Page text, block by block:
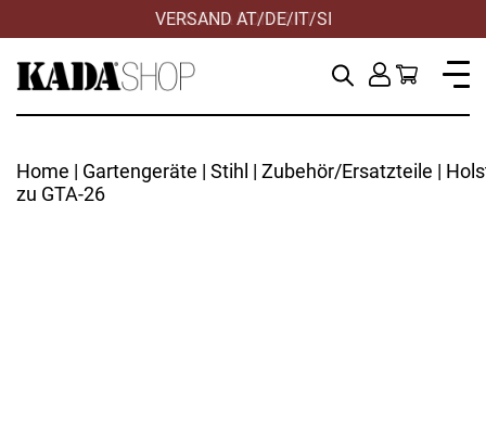
VERSAND AT/DE/IT/SI
Home | Gartengeräte | Stihl | Zubehör/Ersatzteile |
zu GTA-26